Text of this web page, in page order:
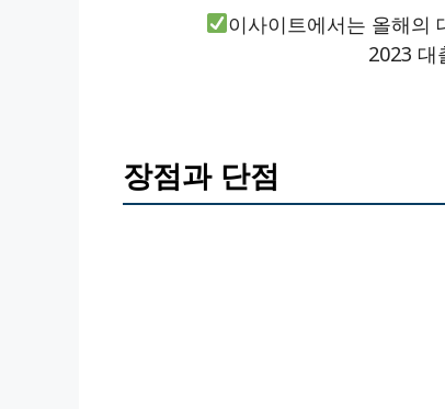
이사이트에서는 올해의
2023 대
장점과 단점